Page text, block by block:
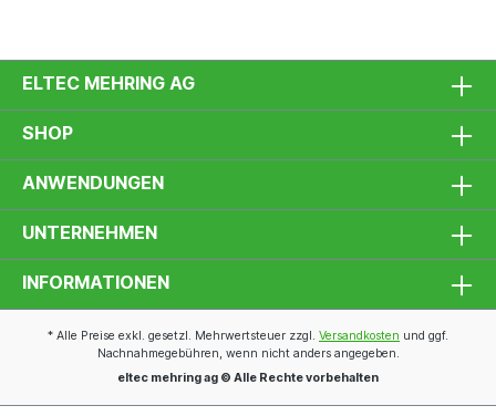
ELTEC MEHRING AG
SHOP
ANWENDUNGEN
UNTERNEHMEN
INFORMATIONEN
* Alle Preise exkl. gesetzl. Mehrwertsteuer zzgl. Versandkosten und ggf.
Nachnahmegebühren, wenn nicht anders angegeben.
eltec mehring ag © Alle Rechte vorbehalten